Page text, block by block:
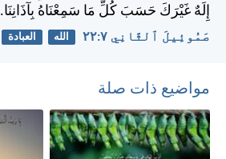
إِلَهٌ غَيْرَكَ حَسَبَ كُلِّ مَا سَمِعْنَاهُ بِآذَانِنَا.
صَمُوئِيلَ ٱلثَّانِي ٧:‏٢٢ الله العبادة
مواضيع ذات صلة